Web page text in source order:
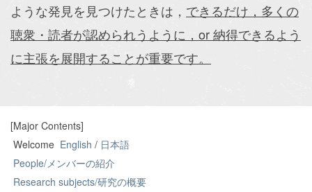
ような発見を見つけたときは， できるだけ，多くの
聴衆・読者が認められうように，or 納得できるよう
に主張を展開することが重要です。
[Major Contents]
Welcome English / 日本語
People/メンバーの紹介
Research subjects/研究の概要